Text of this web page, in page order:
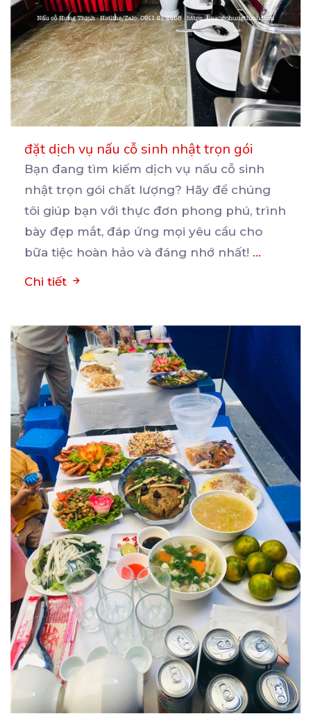
đặt dịch vụ nấu cỗ sinh nhật trọn gói
Bạn đang tìm kiếm dịch vụ nấu cỗ sinh
nhật trọn gói chất lượng? Hãy để chúng
tôi giúp bạn với thực đơn phong phú, trình
bày đẹp mắt, đáp ứng mọi yêu cầu cho
bữa tiệc hoàn hảo và đáng nhớ nhất! ...
Chi tiết